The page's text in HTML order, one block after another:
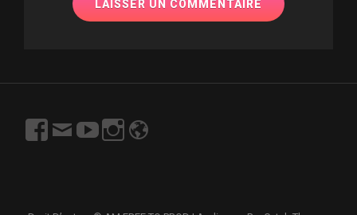
https://www.facebook.com/profile.php?
id=100003167997715
Emailhttps://www.youtube.com/channel/
s7VjgeSPw?
https://www.instagram.com/freetoprod/?
hl=fr